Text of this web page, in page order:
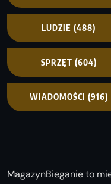
LUDZIE (488)
SPRZĘT (604)
WIADOMOŚCI (916)
MagazynBieganie to